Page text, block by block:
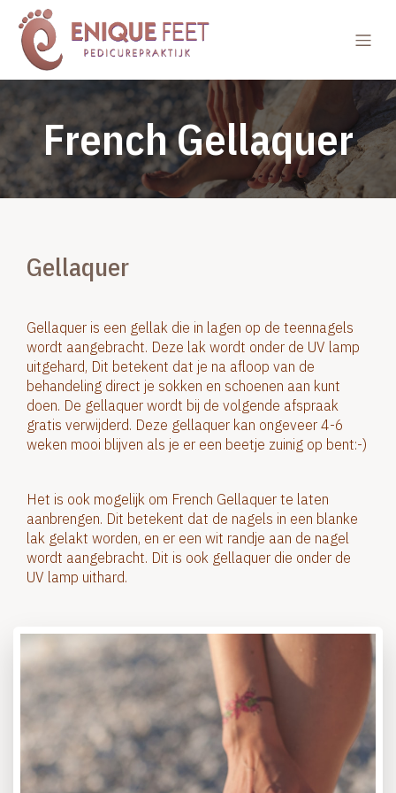
French Gellaquer
Gellaquer
Gellaquer is een gellak die in lagen op de teennagels
wordt aangebracht. Deze lak wordt onder de UV lamp
uitgehard, Dit betekent dat je na afloop van de
behandeling direct je sokken en schoenen aan kunt
doen. De gellaquer wordt bij de volgende afspraak
gratis verwijderd. Deze gellaquer kan ongeveer 4-6
weken mooi blijven als je er een beetje zuinig op bent:-)
Het is ook mogelijk om French Gellaquer te laten
aanbrengen. Dit betekent dat de nagels in een blanke
lak gelakt worden, en er een wit randje aan de nagel
wordt aangebracht. Dit is ook gellaquer die onder de
UV lamp uithard.